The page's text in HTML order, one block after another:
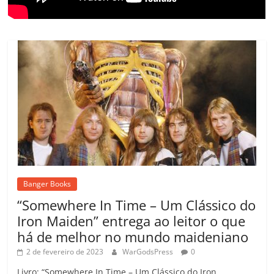
Banger Books
“Somewhere In Time – Um Clássico do
Iron Maiden” entrega ao leitor o que
há de melhor no mundo maideniano
2 de fevereiro de 2023 WarGodsPress 0
Livro: “Somewhere In Time – Um Clássico do Iron